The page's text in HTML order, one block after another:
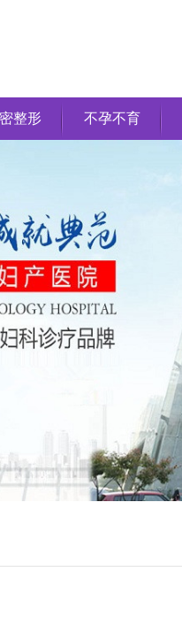
整形 不孕不育